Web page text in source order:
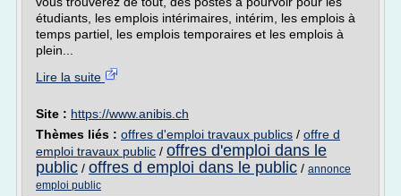
étudiants, les emplois intérimaires, intérim, les emplois à
temps partiel, les emplois temporaires et les emplois à
plein...
Lire la suite
Site : https://www.anibis.ch
Thèmes liés : offres d'emploi travaux publics / offre d
emploi travaux public / offres d'emploi dans le
public / offres d emploi dans le public / annonce
emploi public